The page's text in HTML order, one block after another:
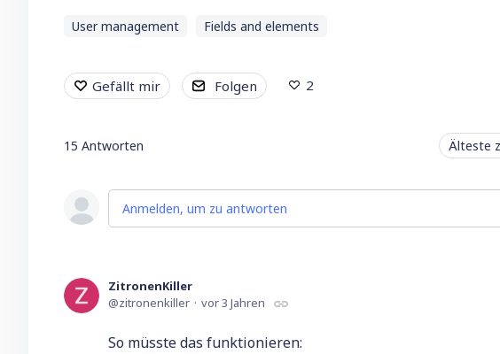
User management Fields and elements
Gefällt mir Folgen 2
15 Antworten Älteste
Anmelden, um zu antworten
ZitronenKiller
zitronenkiller
vor 3 Jahren
So müsste das funktionieren: